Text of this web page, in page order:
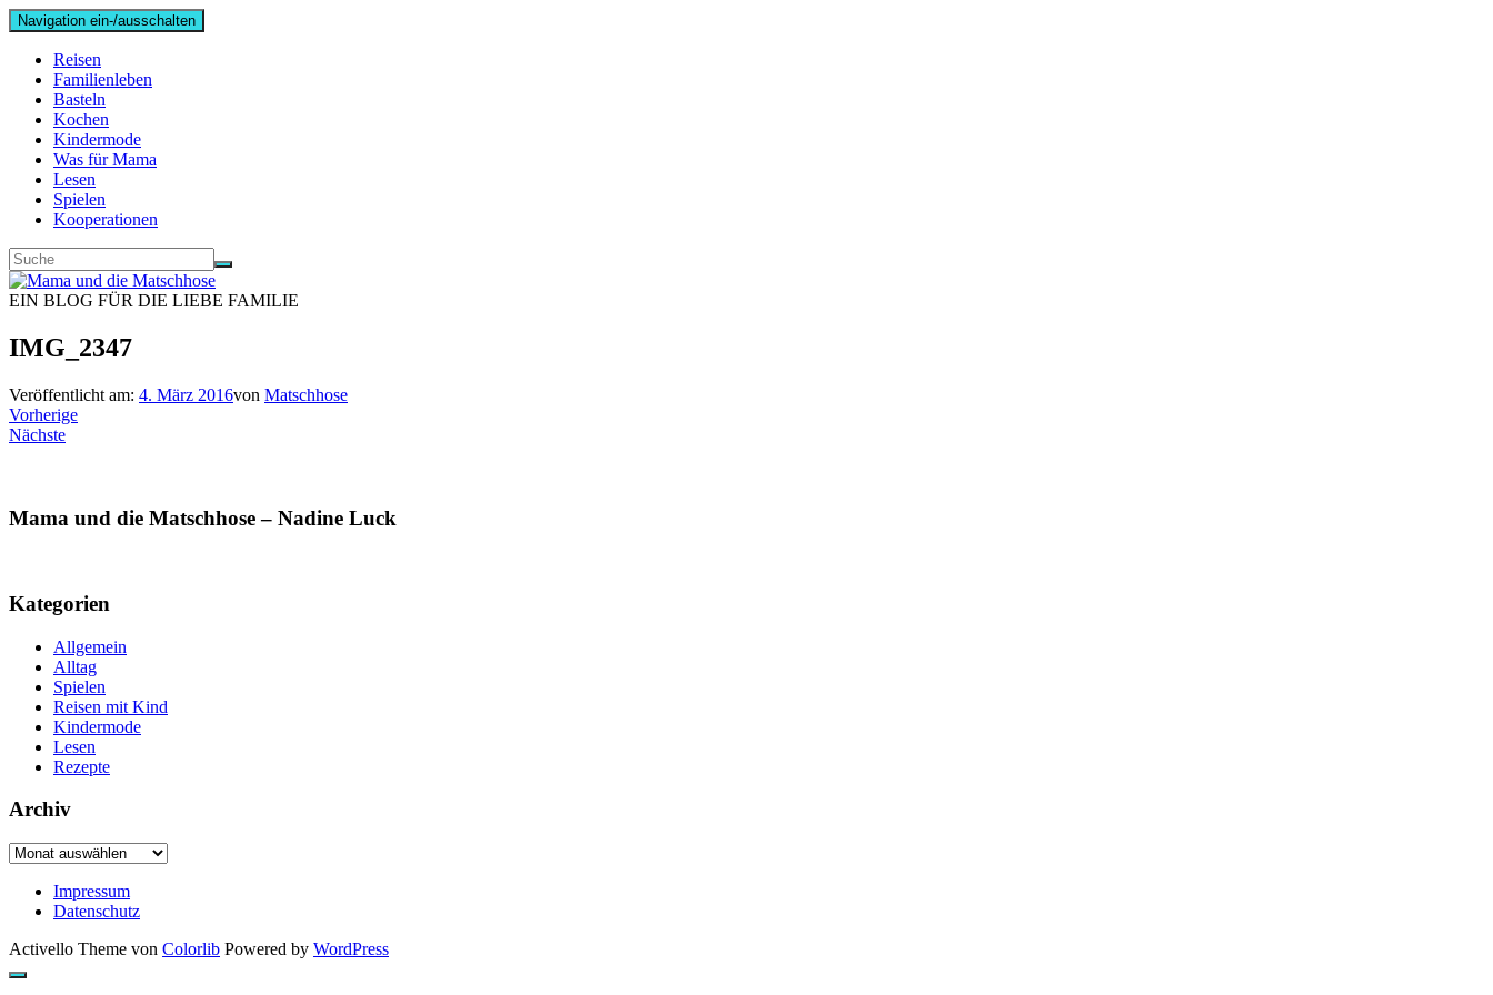
Navigation ein-/ausschalten
Reisen
Familienleben
Basteln
Kochen
Kindermode
Was für Mama
Lesen
Spielen
Kooperationen
EIN BLOG FÜR DIE LIEBE FAMILIE
IMG_2347
Veröffentlicht am: 4. März 2016von Matschhose
Vorherige
Nächste
Mama und die Matschhose – Nadine Luck
Kategorien
Allgemein
Alltag
Spielen
Reisen mit Kind
Kindermode
Lesen
Rezepte
Archiv
Archiv
Impressum
Datenschutz
Activello Theme von Colorlib Powered by WordPress